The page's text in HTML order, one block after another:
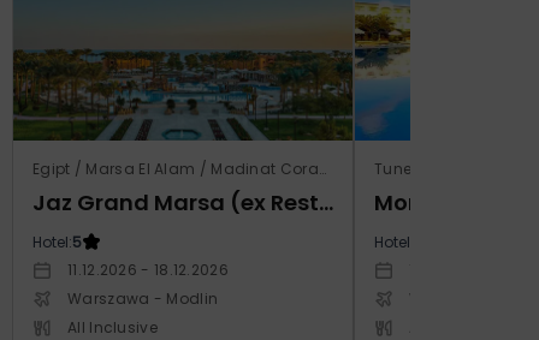
Egipt / Marsa El Alam / Madinat Coraya
Jaz Grand Marsa (ex Resta Grand Resort)
Hotel:5
11.12.2026 - 18.12.2026
Warszawa - Modlin
All Inclusive
Tunezja / Al-
Monarque El
Hotel:
Warszawa -